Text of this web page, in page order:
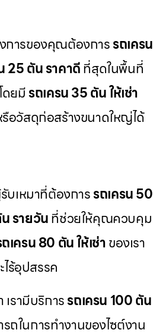
งการของคุณต้องการรถเครน
25 ตัน ราคาดีที่สุดในพื้นที่
ดยมีรถเครน 35 ตัน ให้เช่า
อวัสดุก่อสร้างขนาดใหญ่ได้
บเหมาที่ต้องการรถเครน 50
รายวันที่ช่วยให้คุณควบคุม
เครน 80 ตัน ให้เช่าของเรา
ไร้อุปสรรค
รามีบริการรถเครน 100 ตัน
ถในการทำงานของไซต์งาน